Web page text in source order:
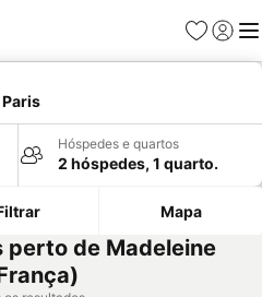
Favoritos
Iniciar
Hóspedes e quartos
2 hóspedes, 1 quarto.
Mapa
perto de Madeleine